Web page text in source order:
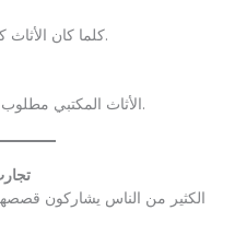
كلما كان الأثاث كبيرًا زادت تكلفة النقل وانخفض السعر.
الأثاث المكتبي مطلوب دائمًا في الطائف بسبب كثرة المحلات.
الكثير من الناس يشاركون